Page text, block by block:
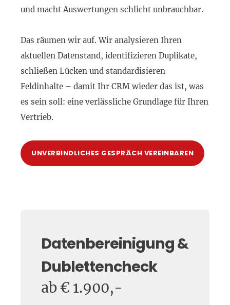
und macht Auswertungen schlicht unbrauchbar.
Das räumen wir auf. Wir analysieren Ihren
aktuellen Datenstand, identifizieren Duplikate,
schließen Lücken und standardisieren
Feldinhalte – damit Ihr CRM wieder das ist, was
es sein soll: eine verlässliche Grundlage für Ihren
Vertrieb.
UNVERBINDLICHES GESPRÄCH VEREINBAREN
Datenbereinigung &
Dublettencheck
ab € 1.900,-